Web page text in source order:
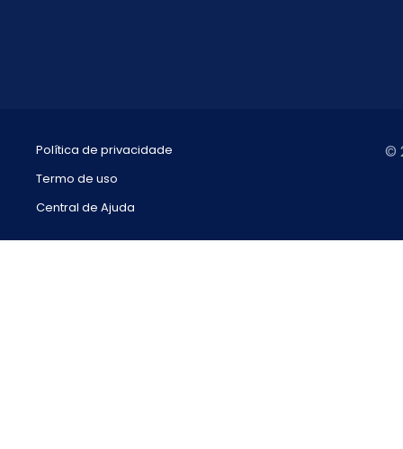
Política de privacidade
Termo de uso
Central de Ajuda
©